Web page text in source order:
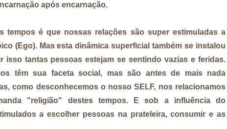
após encarnação.
tempos é que nossas relações são super estimuladas a
(Ego). Mas esta dinâmica superficial também se instalou
isso tantas pessoas estejam se sentindo vazias e feridas.
têm sua faceta social, mas são antes de mais nada
como desconhecemos o nosso SELF, nos relacionamos
"religião" destes tempos. E sob a influência do
a escolher pessoas na prateleira, consumir e as